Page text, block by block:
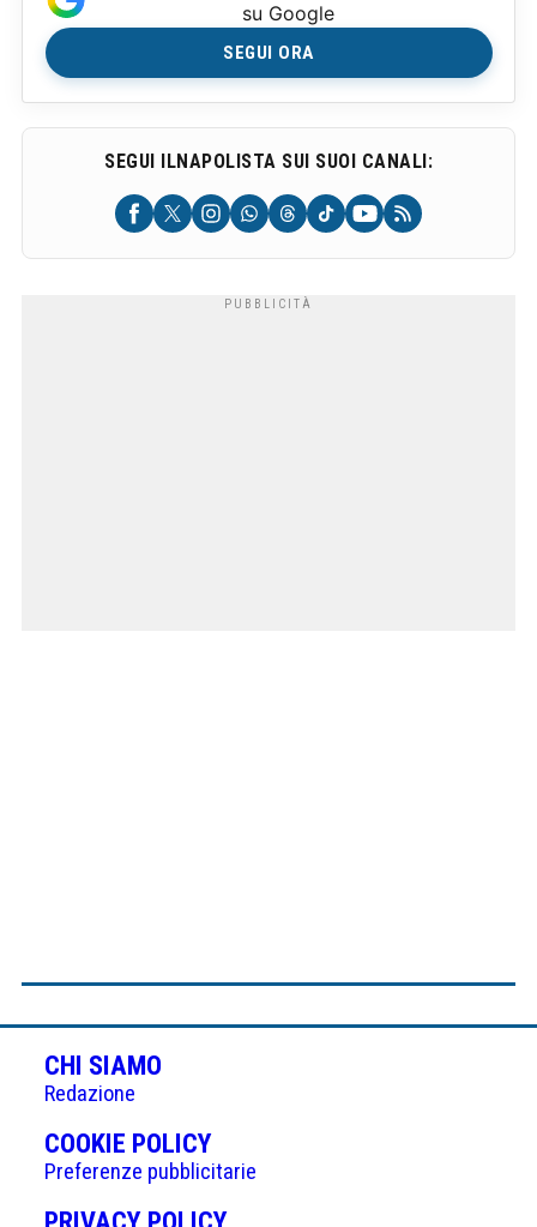
su Google
SEGUI ORA
SEGUI ILNAPOLISTA SUI SUOI CANALI:
CHI SIAMO
Redazione
COOKIE POLICY(APRE
IN
UNA
Preferenze pubblicitarie
(APRE